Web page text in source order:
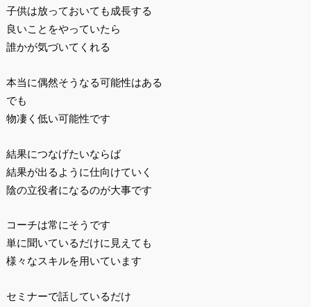
子供は放っておいても成長する
良いことをやっていたら
誰かが気づいてくれる
本当に偶然そうなる可能性はある
でも
物凄く低い可能性です
結果につなげたいならば
結果が出るように仕向けていく
陰の立役者になるのが大事です
コーチは常にそうです
単に聞いているだけに見えても
様々なスキルを用いています
セミナーで話しているだけ